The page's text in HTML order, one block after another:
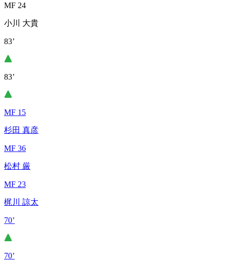
MF 24
小川 大貴
83’
83’
MF 15
杉田 真彦
MF 36
松村 厳
MF 23
梶川 諒太
70’
70’